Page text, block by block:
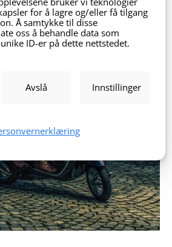
for å lagre og/eller få tilgang
Å samtykke til disse
oss å behandle data som
ID-er på dette nettstedet.
Avslå Innstillinger